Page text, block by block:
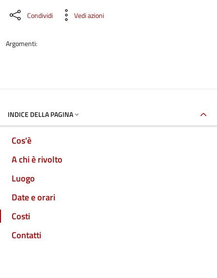
Condividi Vedi azioni
Argomenti:
INDICE DELLA PAGINA
Cos'è
A chi è rivolto
Luogo
Date e orari
Costi
Contatti